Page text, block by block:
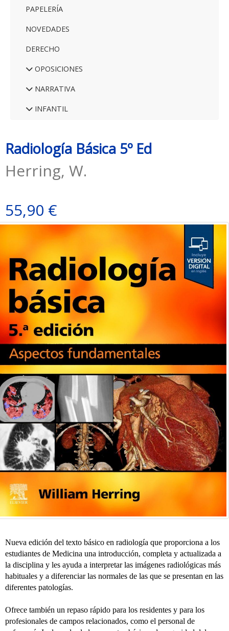
PAPELERÍA
NOVEDADES
DERECHO
OPOSICIONES
NARRATIVA
INFANTIL
Radiología Básica 5º Ed
Herring, W.
55,90 €
Nueva edición del texto básico en radiología que proporciona a los
estudiantes de Medicina una introducción, completa y actualizada a
la disciplina y les ayuda a interpretar las imágenes radiológicas más
habituales y a diferenciar las normales de las que se presentan en las
diferentes patologías.
Ofrece también un repaso rápido para los residentes y para los
profesionales de campos relacionados, como el personal de